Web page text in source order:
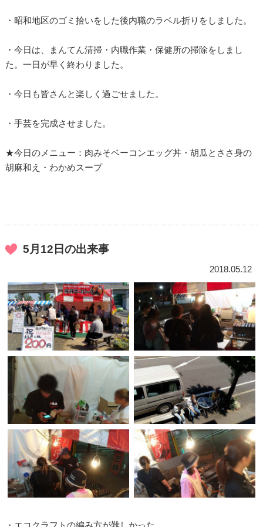
・昭和地区のゴミ拾いをした後内職のラベル折りをしました。
・今日は、まんてん清掃・内職作業・保健所の掃除をしまし
た。一日が早く終わりました。
・今日も皆さんと楽しく過ごせました。
・手芸を完成させました。
★今日のメニュー：肉みそベーコンエッグ丼・胡瓜とささ身の
胡麻和え・わかめスープ
5月12日の出来事
2018.05.12
・エコクラフトの編み方が難しかった。